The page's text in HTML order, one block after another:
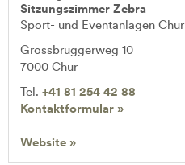
Sitzungszimmer Zebra
Sport- und Eventanlagen Chur
Grossbruggerweg 10
7000 Chur
Tel. +41 81 254 42 88
Kontaktformular »
Website »